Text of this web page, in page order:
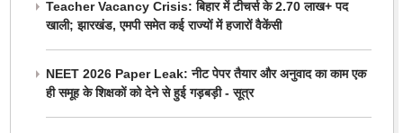
Teacher Vacancy Crisis: बिहार में टीचर्स के 2.70 लाख+ पद
खाली; झारखंड, एमपी समेत कई राज्यों में हजारों वैकेंसी
NEET 2026 Paper Leak: नीट पेपर तैयार और अनुवाद का काम एक
ही समूह के शिक्षकों को देने से हुई गड़बड़ी - सूत्र